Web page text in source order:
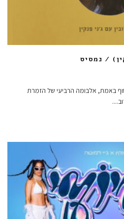
/ נמסיס
סוף באמת, אלבומה הרביעי של הזמרת
...